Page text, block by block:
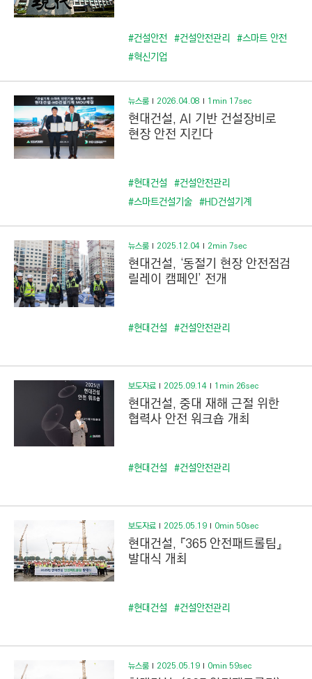
#건설안전 #건설안전관리 #스마트 안전
#혁신기업
뉴스룸 2026.04.08 1min 17sec
현대건설, AI 기반 건설장비로
현장 안전 지킨다
#현대건설 #건설안전관리
#스마트건설기술 #HD건설기계
뉴스룸 2025.12.04 2min 7sec
현대건설, ‘동절기 현장 안전점검
릴레이 캠페인’ 전개
#현대건설 #건설안전관리
보도자료 2025.09.14 1min 26sec
현대건설, 중대 재해 근절 위한
협력사 안전 워크숍 개최
#현대건설 #건설안전관리
보도자료 2025.05.19 0min 50sec
현대건설, 『365 안전패트롤팀』
발대식 개최
#현대건설 #건설안전관리
뉴스룸 2025.05.19 0min 59sec